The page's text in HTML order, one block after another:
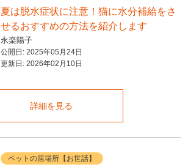
夏は脱水症状に注意！猫に水分補給をさ
せるおすすめの方法を紹介します
永楽陽子
公開日: 2025年05月24日
更新日: 2026年02月10日
詳細を見る
ペットの居場所【お世話】